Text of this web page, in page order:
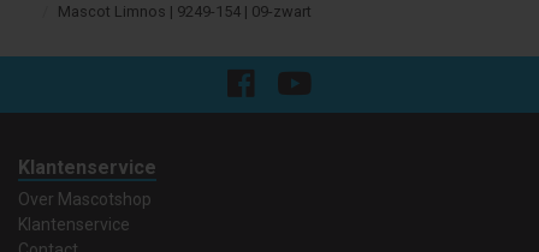
Mascot Limnos | 9249-154 | 09-zwart
Klantenservice
Over Mascotshop
Klantenservice